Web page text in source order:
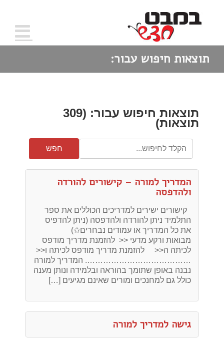
תוצאות חיפוש עבור:
תוצאות חיפוש עבור: (309
תוצאות)
חפש
המדריך למורה – קישורים להורדה
ולהדפסה
קישורים ישירים למדריכים הכוללים את ספר
התלמיד ניתן להורדה ולהדפסה (ניתן להדפיס
את כל המדריך או עמודים נבחרים✩)
מבואות ורקע מדעי << להזמנת מדריך מודפס
לכיתה ה<< להזמנת מדריך מודפס לכיתה ו<<
…………………………………. המדריך למורה
נבנה באופן שתומך בהוראה ובלמידה ונותן מענה
כולל גם למחנכים ומורים שאינם מגיעים […]
גישה למדריך למורה